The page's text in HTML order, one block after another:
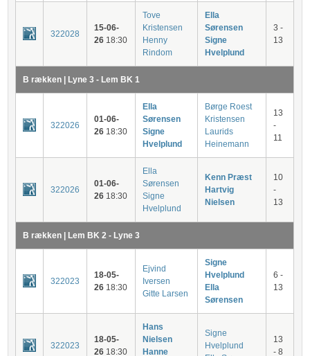
322028
15-06-
26 18:30
Tove
Kristensen
Henny
Rindom
Ella
Sørensen
Signe
Hvelplund
3 -
13
B rækken | Lyne 3 - Lem BK 1
322026
01-06-
26 18:30
Ella
Sørensen
Signe
Hvelplund
Børge Roest
Kristensen
Laurids
Heinemann
13
-
11
322026
01-06-
26 18:30
Ella
Sørensen
Signe
Hvelplund
Kenn Præst
Hartvig
Nielsen
10
-
13
B rækken | Lem BK 2 - Lyne 3
322023
18-05-
26 18:30
Ejvind
Iversen
Gitte Larsen
Signe
Hvelplund
Ella
Sørensen
6 -
13
322023
18-05-
26 18:30
Hans
Nielsen
Hanne
Signe
Hvelplund
13
- 8